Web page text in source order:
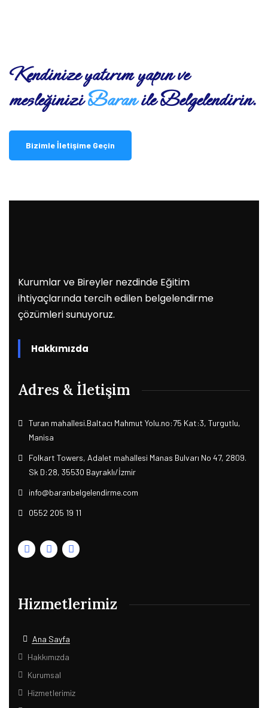
Kendinize yatırım yapın ve
mesleğiniziBaranile Belgelendirin.
Bizimle İletişime Geçin
Kurumlar ve Bireyler nezdinde Eğitim
ihtiyaçlarında tercih edilen belgelendirme
çözümleri sunuyoruz.
Hakkımızda
Adres & İletişim
Turan mahallesi.Baltacı Mahmut Yolu.no:75 Kat:3, Turgutlu,
Manisa
Folkart Towers, Adalet mahallesi Manas Bulvarı No 47, 2809.
Sk D:28, 35530 Bayraklı/İzmir
info@baranbelgelendirme.com
0552 205 19 11
Hizmetlerimiz
Ana Sayfa
Hakkımızda
Kurumsal
Hizmetlerimiz